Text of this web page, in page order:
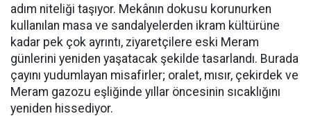
adım niteliği taşıyor. Mekânın dokusu korunurken
kullanılan masa ve sandalyelerden ikram kültürüne
kadar pek çok ayrıntı, ziyaretçilere eski Meram
günlerini yeniden yaşatacak şekilde tasarlandı. Burada
çayını yudumlayan misafirler; oralet, mısır, çekirdek ve
Meram gazozu eşliğinde yıllar öncesinin sıcaklığını
yeniden hissediyor.